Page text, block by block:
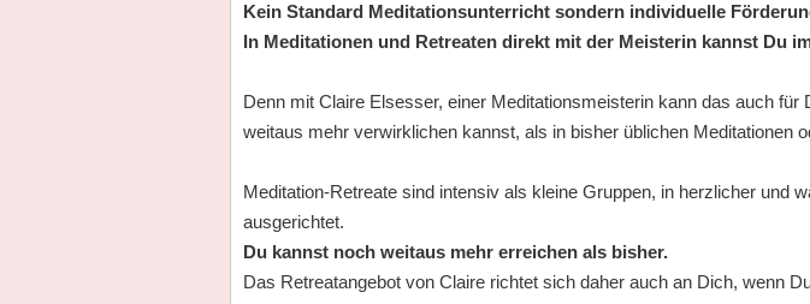
Kein Standard Meditationsunterricht sondern individuelle
In Meditationen und Retreaten direkt mit der Meisterin kannst Du
Denn mit Claire Elsesser, einer Meditationsmeisterin kann das auch
weitaus mehr verwirklichen kannst, als in bisher üblichen Meditationen
Meditation-Retreate sind intensiv als kleine Gruppen, in herzlicher und
ausgerichtet.
Du kannst noch weitaus mehr erreichen als bisher.
Das Retreatangebot von Claire richtet sich daher auch an Dich, wenn